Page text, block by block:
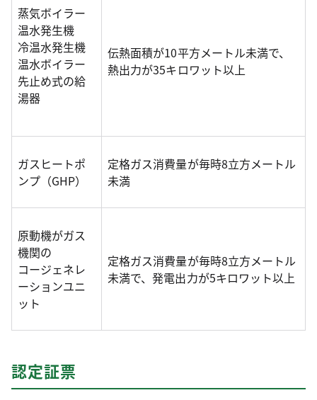
蒸気ボイラー
温水発生機
冷温水発生機
温水ボイラー
先止め式の給
湯器
伝熱面積が10平方メートル未満で、
熱出力が35キロワット以上
ガスヒートポ
ンプ（GHP）
定格ガス消費量が毎時8立方メートル
未満
原動機がガス
機関の
コージェネレ
ーションユニ
ット
定格ガス消費量が毎時8立方メートル
未満で、発電出力が5キロワット以上
認定証票